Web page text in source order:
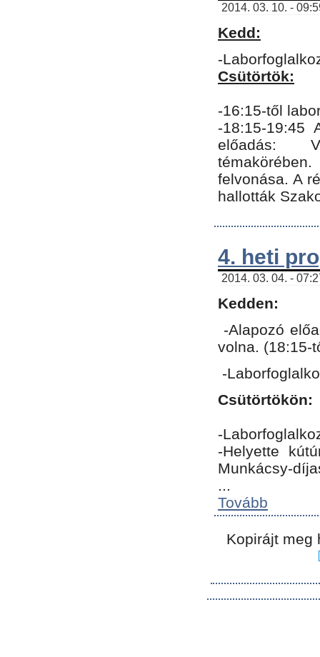
2014. 03. 10. -
Kedd:
-
Csütörtök:
-16:15-től
-18:15-19:45
előadás:
felvonása. A
hallották
4. heti
2014. 03. 04. -
Kedden:
-Alapozó
volna. (18:15-
-
Csütörtökön:
-
-Helyette
Munkácsy-
...
Tovább
Kopirájt meg